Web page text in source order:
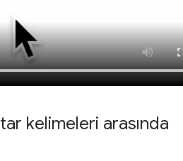
kelimeleri arasında